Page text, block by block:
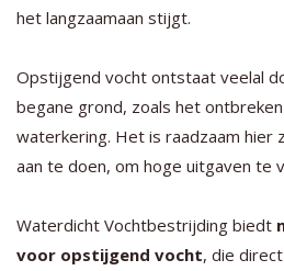
het langzaamaan stijgt.
Opstijgend vocht ontstaat veelal
begane grond, zoals het
waterkering. Het is raadzaam hier
aan te doen, om hoge uitgaven te
Waterdicht Vochtbestrijding biedt
voor opstijgend vocht, die